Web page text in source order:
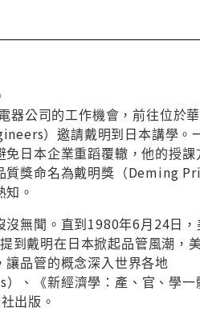
公司的工作機會，前往位於
）邀請戴明到日本講學。
日本企業重蹈覆轍，他的授
獎命名為戴明獎（Deming
。
無聞。直到1980年6月24日
戴明在日本掀起品管風潮，
品管的概念深入世界各地
、《新經濟學：產、官、學
出版。